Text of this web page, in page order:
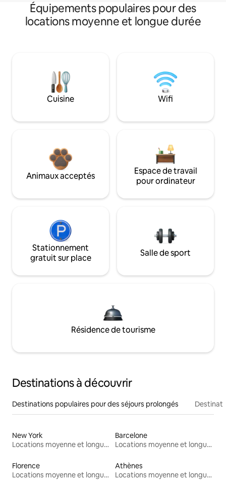
Équipements populaires pour des
locations moyenne et longue durée
Cuisine Wifi
Animaux acceptés
Espace de travail
pour ordinateur
Stationnement
gratuit sur place
Salle de sport
Résidence de tourisme
Destinations à découvrir
Destinations populaires pour des séjours prolongés
New York
Locations moyenne et longue durée
Barcelone
Locations moyenne et longue durée
Florence
Locations moyenne et longue durée
Athènes
Locations moyenne et longue durée